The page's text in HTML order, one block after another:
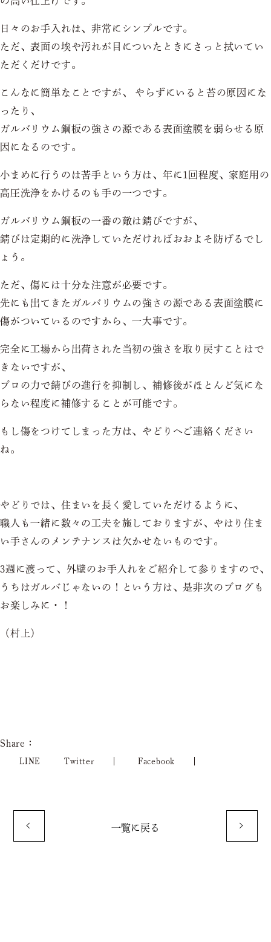
日々のお手入れは、非常にシンプルです。
ただ、表面の埃や汚れが目についたときにさっと拭いてい
ただくだけです。
こんなに簡単なことですが、 やらずにいると苔の原因にな
ったり、
ガルバリウム鋼板の強さの源である表面塗膜を弱らせる原
因になるのです。
小まめに行うのは苦手という方は、年に1回程度、家庭用の
高圧洗浄をかけるのも手の一つです。
ガルバリウム鋼板の一番の敵は錆びですが、
錆びは定期的に洗浄していただければおおよそ防げるでし
ょう。
ただ、傷には十分な注意が必要です。
先にも出てきたガルバリウムの強さの源である表面塗膜に
傷がついているのですから、一大事です。
完全に工場から出荷された当初の強さを取り戻すことはで
きないですが、
プロの力で錆びの進行を抑制し、補修後がほとんど気にな
らない程度に補修することが可能です。
もし傷をつけてしまった方は、やどりへご連絡ください
ね。
やどりでは、住まいを長く愛していただけるように、
職人も一緒に数々の工夫を施しておりますが、やはり住ま
い手さんのメンテナンスは欠かせないものです。
3週に渡って、外壁のお手入れをご紹介して参りますので、
うちはガルバじゃないの！という方は、是非次のブログも
お楽しみに・！
（村上）
Share：
LINE Twitter Facebook
一覧に戻る